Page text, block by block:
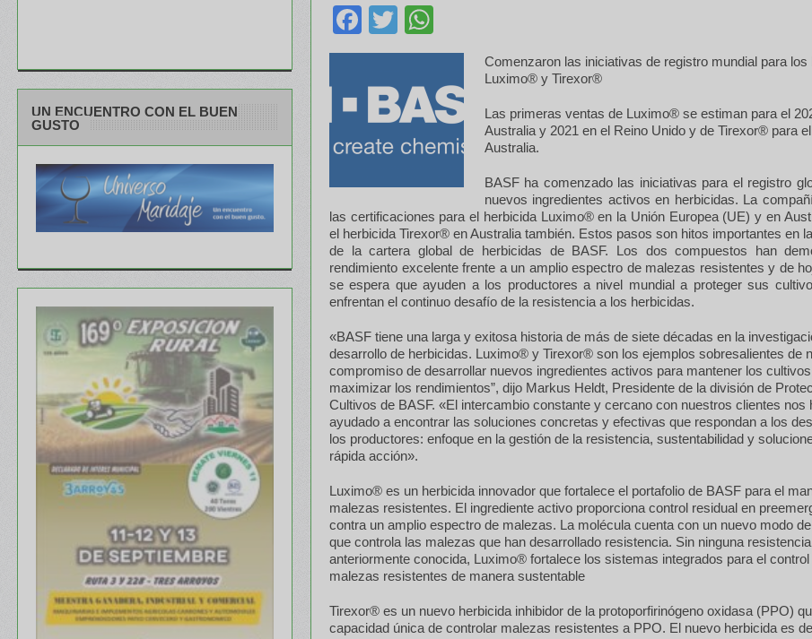
Facebook
Twitter
Comenzaron las iniciativas de registro mundial para los
Luximo® y Tirexor®
Las primeras ventas de Luximo® se estiman para el
Australia y 2021 en el Reino Unido y de Tirexor® para
Australia.
BASF ha comenzado las iniciativas para el registro
nuevos ingredientes activos en herbicidas. La
las certificaciones para el herbicida Luximo® en la Unión Europea (UE) y en
el herbicida Tirexor® en Australia también. Estos pasos son hitos importantes en
de la cartera global de herbicidas de BASF. Los dos compuestos han
rendimiento excelente frente a un amplio espectro de malezas resistentes y de
se espera que ayuden a los productores a nivel mundial a proteger sus
enfrentan el continuo desafío de la resistencia a los herbicidas.
«BASF tiene una larga y exitosa historia de más de siete décadas en la
desarrollo de herbicidas. Luximo® y Tirexor® son los ejemplos sobresalientes de
compromiso de desarrollar nuevos ingredientes activos para mantener los
maximizar los rendimientos”, dijo Markus Heldt, Presidente de la división de
Cultivos de BASF. «El intercambio constante y cercano con nuestros clientes nos
ayudado a encontrar las soluciones concretas y efectivas que respondan a los
los productores: enfoque en la gestión de la resistencia, sustentabilidad y
rápida acción».
Luximo® es un herbicida innovador que fortalece el portafolio de BASF para el
malezas resistentes. El ingrediente activo proporciona control residual en
contra un amplio espectro de malezas. La molécula cuenta con un nuevo modo
que controla las malezas que han desarrollado resistencia. Sin ninguna
anteriormente conocida, Luximo® fortalece los sistemas integrados para el control
malezas resistentes de manera sustentable
Tirexor® es un nuevo herbicida inhibidor de la protoporfirinógeno oxidasa (PPO)
capacidad única de controlar malezas resistentes a PPO. El nuevo herbicida es
UN ENCUENTRO CON EL BUEN
GUSTO